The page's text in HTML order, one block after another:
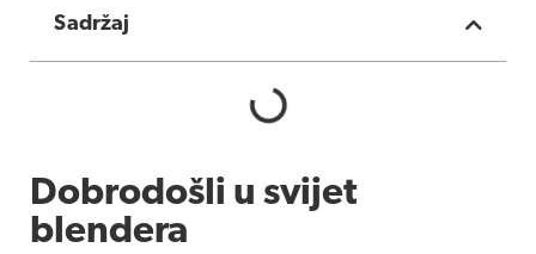
Sadržaj
Dobrodošli u svijet
blendera